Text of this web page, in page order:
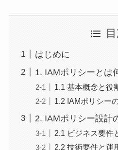
はじめに
1. IAMポリシーとは
1.1 基本概念と役
1.2 IAMポリシー
2. IAMポリシー設計
2.1 ビジネス要件
2.2 技術要件と運